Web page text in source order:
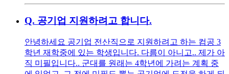
Q. 공기업 지원하려고 합니다.
안녕하세요 공기업 전산직으로 지원하려고 하는 컴공 3
학년 재학중에 있는 학생입니다. 다름이 아니고.. 제가 아
직 미필입니다.. 군대를 원래는 4학년에 가려는 계획 중